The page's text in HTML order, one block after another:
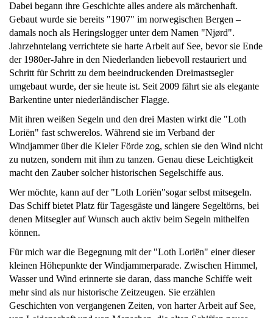
Dabei begann ihre Geschichte alles andere als märchenhaft.
Gebaut wurde sie bereits "1907" im norwegischen Bergen –
damals noch als Heringslogger unter dem Namen "Njørd".
Jahrzehntelang verrichtete sie harte Arbeit auf See, bevor sie Ende
der 1980er-Jahre in den Niederlanden liebevoll restauriert und
Schritt für Schritt zu dem beeindruckenden Dreimastsegler
umgebaut wurde, der sie heute ist. Seit 2009 fährt sie als elegante
Barkentine unter niederländischer Flagge.
Mit ihren weißen Segeln und den drei Masten wirkt die "Loth
Loriën" fast schwerelos. Während sie im Verband der
Windjammer über die Kieler Förde zog, schien sie den Wind nicht
zu nutzen, sondern mit ihm zu tanzen. Genau diese Leichtigkeit
macht den Zauber solcher historischen Segelschiffe aus.
Wer möchte, kann auf der "Loth Loriën"sogar selbst mitsegeln.
Das Schiff bietet Platz für Tagesgäste und längere Segeltörns, bei
denen Mitsegler auf Wunsch auch aktiv beim Segeln mithelfen
können.
Für mich war die Begegnung mit der "Loth Loriën" einer dieser
kleinen Höhepunkte der Windjammerparade. Zwischen Himmel,
Wasser und Wind erinnerte sie daran, dass manche Schiffe weit
mehr sind als nur historische Zeitzeugen. Sie erzählen
Geschichten von vergangenen Zeiten, von harter Arbeit auf See,